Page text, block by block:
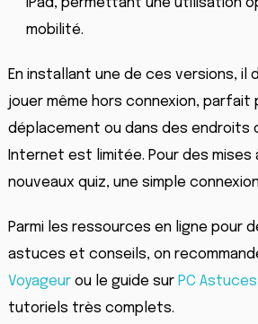
iPad, permettant une utilisation
mobilité.
En installant une de ces versions, il
jouer même hors connexion, parfait
déplacement ou dans des endroits
Internet est limitée. Pour des mises
nouveaux quiz, une simple
Parmi les ressources en ligne pour
astuces et conseils, on
Voyageurou le guide sur PC Astuces
tutoriels très complets.